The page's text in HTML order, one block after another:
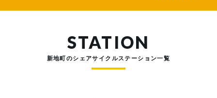
STATION
新地町のシェアサイクルステーション一覧